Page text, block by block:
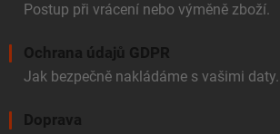
Postup při vrácení nebo výměně zboží.
Ochrana údajů GDPR
Jak bezpečně nakládáme s vašimi daty.
Doprava